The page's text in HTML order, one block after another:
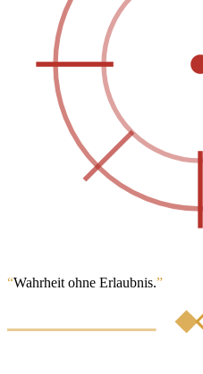
“Wahrheit ohne Erlaubnis.”